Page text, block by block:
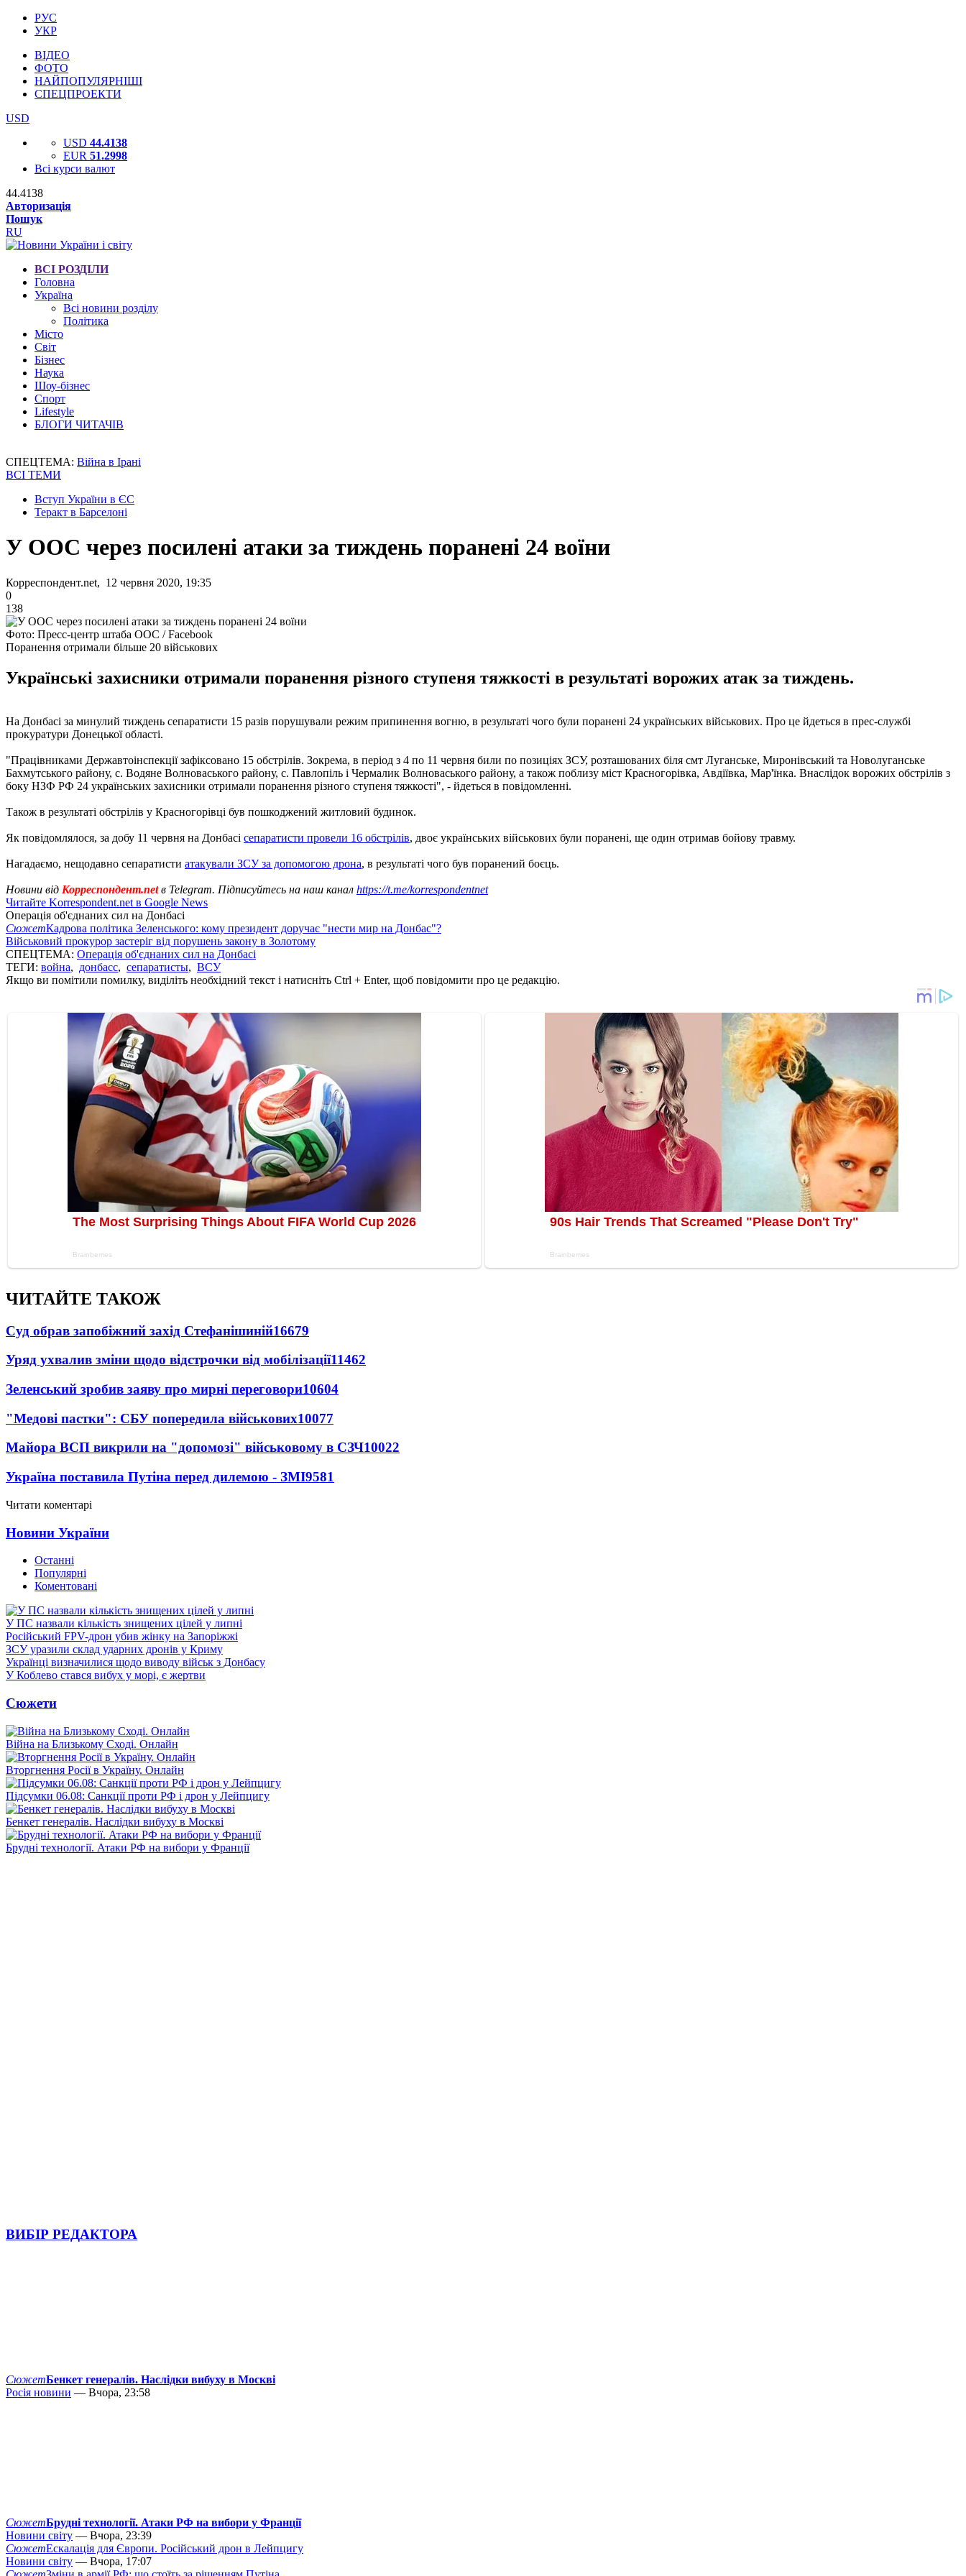
РУС
УКР
ВІДЕО
ФОТО
НАЙПОПУЛЯРНІШІ
СПЕЦПРОЕКТИ
USD
USD 44.4138
EUR 51.2998
Всі курси валют
44.4138
Авторизація
Пошук
RU
ВСІ РОЗДІЛИ
Головна
Україна
Всі новини розділу
Політика
Місто
Світ
Бізнес
Наука
Шоу-бізнес
Спорт
Lifestyle
БЛОГИ ЧИТАЧІВ
СПЕЦТЕМА: Війна в Ірані
ВСІ ТЕМИ
Вступ України в ЄС
Теракт в Барселоні
У ООС через посилені атаки за тиждень поранені 24 воїни
Корреспондент.net, 12 червня 2020, 19:35
0
138
Фото: Пресс-центр штаба ООС / Facebook
Поранення отримали більше 20 військових
Українські захисники отримали поранення різного ступеня тяжкості в результаті ворожих атак за тиждень.
На Донбасі за минулий тиждень сепаратисти 15 разів порушували режим припинення вогню, в результаті чого були поранені 24 українських військових. Про це йдеться в прес-службі
прокуратури Донецької області.
"Працівниками Державтоінспекції зафіксовано 15 обстрілів. Зокрема, в період з 4 по 11 червня били по позиціях ЗСУ, розташованих біля смт Луганське, Миронівський та Новолуганське
Бахмутського району, с. Водяне Волноваського району, с. Павлопіль і Чермалик Волноваського району, а також поблизу міст Красногорівка, Авдіївка, Мар'їнка. Внаслідок ворожих обстрілів з
боку НЗФ РФ 24 українських захисники отримали поранення різного ступеня тяжкості", - йдеться в повідомленні.
Також в результаті обстрілів у Красногорівці був пошкоджений житловий будинок.
Як повідомлялося, за добу 11 червня на Донбасі сепаратисти провели 16 обстрілів, двоє українських військових були поранені, ще один отримав бойову травму.
Нагадаємо, нещодавно сепаратисти атакували ЗСУ за допомогою дрона, в результаті чого був поранений боєць.
Новини від Корреспондент.netв Telegram. Підписуйтесь на наш канал https://t.me/korrespondentnet
Читайте Korrespondent.net в Google News
Операція об'єднаних сил на Донбасі
СюжетКадрова політика Зеленського: кому президент доручає "нести мир на Донбас"?
Військовий прокурор застеріг від порушень закону в Золотому
СПЕЦТЕМА: Операція об'єднаних сил на Донбасі
ТЕГИ: война, донбасс, сепаратисты, ВСУ
Якщо ви помітили помилку, виділіть необхідний текст і натисніть Ctrl + Enter, щоб повідомити про це редакцію.
ЧИТАЙТЕ ТАКОЖ
Суд обрав запобіжний захід Стефанішиній16679
Уряд ухвалив зміни щодо відстрочки від мобілізації11462
Зеленський зробив заяву про мирні переговори10604
"Медові пастки": СБУ попередила військових10077
Майора ВСП викрили на "допомозі" військовому в СЗЧ10022
Україна поставила Путіна перед дилемою - ЗМІ9581
Читати коментарі
Новини України
Останні
Популярні
Коментовані
У ПС назвали кількість знищених цілей у липні
Російський FPV-дрон убив жінку на Запоріжжі
ЗСУ уразили склад ударних дронів у Криму
Українці визначилися щодо виводу військ з Донбасу
У Коблево стався вибух у морі, є жертви
Сюжети
Війна на Близькому Сході. Онлайн
Вторгнення Росії в Україну. Онлайн
Підсумки 06.08: Санкції проти РФ і дрон у Лейпцигу
Бенкет генералів. Наслідки вибуху в Москві
Брудні технології. Атаки РФ на вибори у Франції
ВИБІР РЕДАКТОРА
СюжетБенкет генералів. Наслідки вибуху в Москві
Росія новини — Вчора, 23:58
СюжетБрудні технології. Атаки РФ на вибори у Франції
Новини світу — Вчора, 23:39
СюжетЕскалація для Європи. Російський дрон в Лейпцигу
Новини світу — Вчора, 17:07